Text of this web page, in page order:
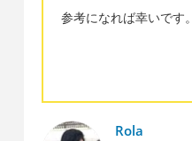
参考になれば幸いです。
Rola